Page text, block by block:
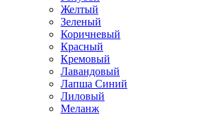
Желтый
Зеленый
Коричневый
Красный
Кремовый
Лавандовый
Лапша Синий
Лиловый
Меланж